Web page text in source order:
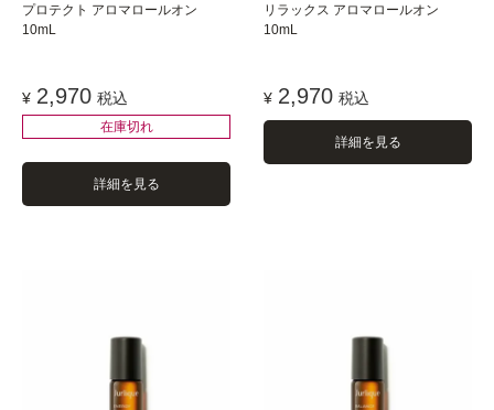
プロテクト アロマロールオン
10mL
¥ 2,970 税込
在庫切れ
詳細を見る
リラックス アロマロールオン
10mL
¥ 2,970 税込
詳細を見る